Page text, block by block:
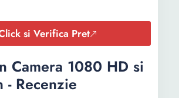
si Verifica Pret
Camera 1080 HD si
- Recenzie